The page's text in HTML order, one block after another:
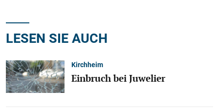
LESEN SIE AUCH
Kirchheim
Einbruch bei Juwelier